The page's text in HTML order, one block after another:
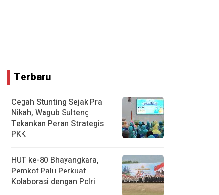
Terbaru
Cegah Stunting Sejak Pra
Nikah, Wagub Sulteng
Tekankan Peran Strategis
PKK
HUT ke-80 Bhayangkara,
Pemkot Palu Perkuat
Kolaborasi dengan Polri